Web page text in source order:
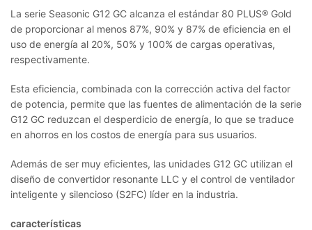
La serie Seasonic G12 GC alcanza el estándar 80 PLUS® Gold
de proporcionar al menos 87%, 90% y 87% de eficiencia en el
uso de energía al 20%, 50% y 100% de cargas operativas,
respectivamente.
Esta eficiencia, combinada con la corrección activa del factor
de potencia, permite que las fuentes de alimentación de la serie
G12 GC reduzcan el desperdicio de energía, lo que se traduce
en ahorros en los costos de energía para sus usuarios.
Además de ser muy eficientes, las unidades G12 GC utilizan el
diseño de convertidor resonante LLC y el control de ventilador
inteligente y silencioso (S2FC) líder en la industria.
características